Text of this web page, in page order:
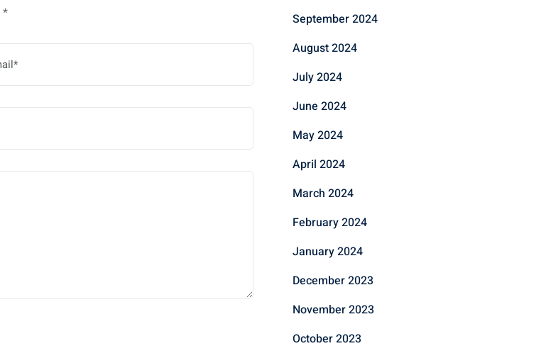
*
September 2024
August 2024
July 2024
June 2024
May 2024
April 2024
March 2024
February 2024
January 2024
December 2023
November 2023
October 2023